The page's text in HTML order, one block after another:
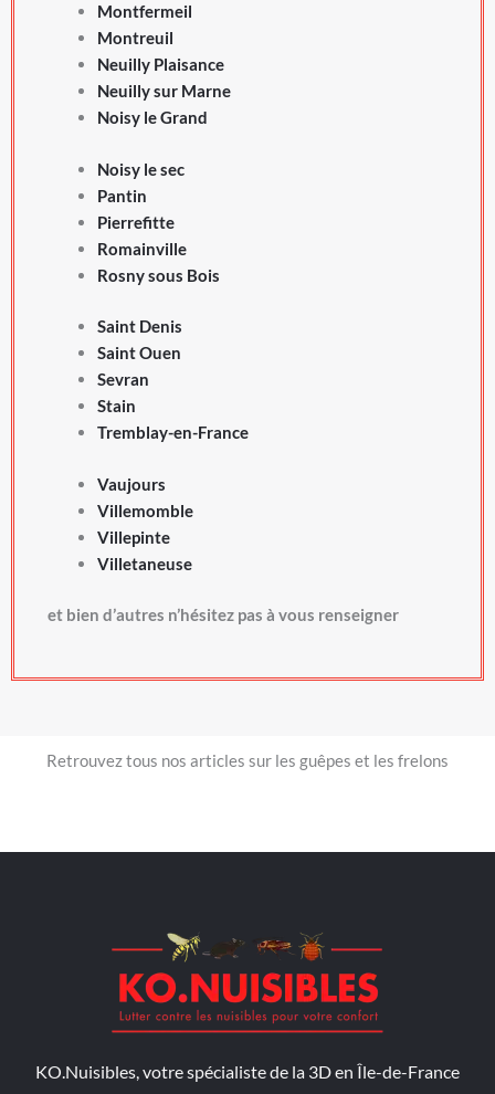
Montfermeil
Montreuil
Neuilly Plaisance
Neuilly sur Marne
Noisy le Grand
Noisy le sec
Pantin
Pierrefitte
Romainville
Rosny sous Bois
Saint Denis
Saint Ouen
Sevran
Stain
Tremblay-en-France
Vaujours
Villemomble
Villepinte
Villetaneuse
et bien d’autres n’hésitez pas à vous renseigner
Retrouvez tous nos articles sur les guêpes et les frelons
KO.Nuisibles, votre spécialiste de la 3D en Île-de-France